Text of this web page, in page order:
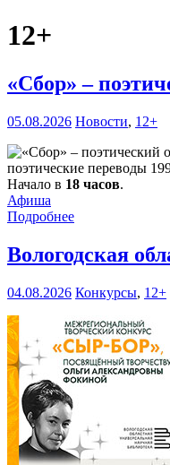
12+
«Сбор» –
05.08.2026 Новости, 12+
поэтические переводы
Начало в 18 часов.
Афиша
Подробнее
Вологодская
04.08.2026 Конкурсы, 12+